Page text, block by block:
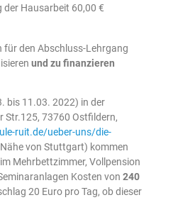
der Hausarbeit 60,00 €
den Abschluss-Lehrgang
und zu finanzieren
bis 11.03. 2022) in der
Str.125, 73760 Ostfildern,
ruit.de/ueber-uns/die-
von Stuttgart) kommen
Mehrbettzimmer, Vollpension
Kosten von 240
20 Euro pro Tag, ob dieser